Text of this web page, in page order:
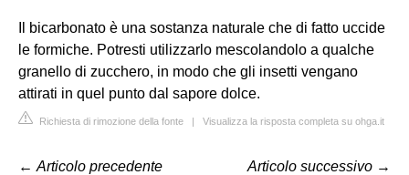
Il bicarbonato è una sostanza naturale che di fatto uccide
le formiche. Potresti utilizzarlo mescolandolo a qualche
granello di zucchero, in modo che gli insetti vengano
attirati in quel punto dal sapore dolce.
Richiesta di rimozione della fonte | Visualizza la risposta completa su ohga.it
← Articolo precedente
Articolo successivo →